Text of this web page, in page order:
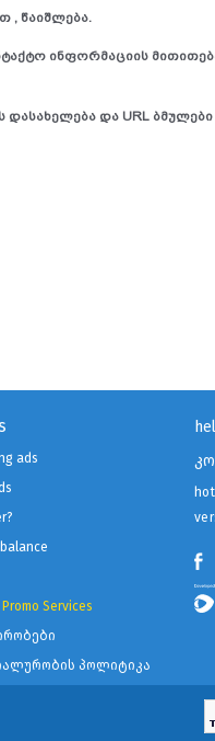
, წაიშლება.
ინფორმაციის
დასახელება და URL ბმულები
ads
Services
პოლიტიკა